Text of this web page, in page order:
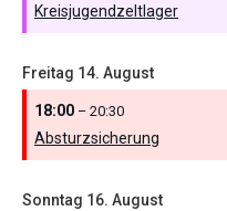
Kreisjugendzeltlager
Freitag 14. August
18:00 – 20:30
Absturzsicherung
Sonntag 16. August